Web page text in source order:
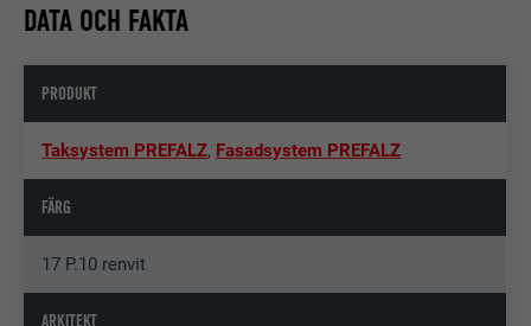
DATA OCH FAKTA
PRODUKT
Taksystem PREFALZ, Fasadsystem PREFALZ
FÄRG
17 P.10 renvit
ARKITEKT